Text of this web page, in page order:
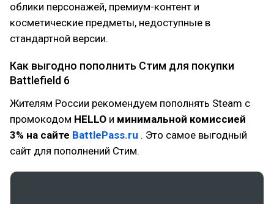
облики персонажей, премиум-контент и
косметические предметы, недоступные в
стандартной версии.
Как выгодно пополнить Стим для покупки
Battlefield 6
Жителям России рекомендуем пополнять Steam с
промокодом HELLO и минимальной комиссией
3% на сайте BattlePass.ru . Это самое выгодный
сайт для пополнений Стим.